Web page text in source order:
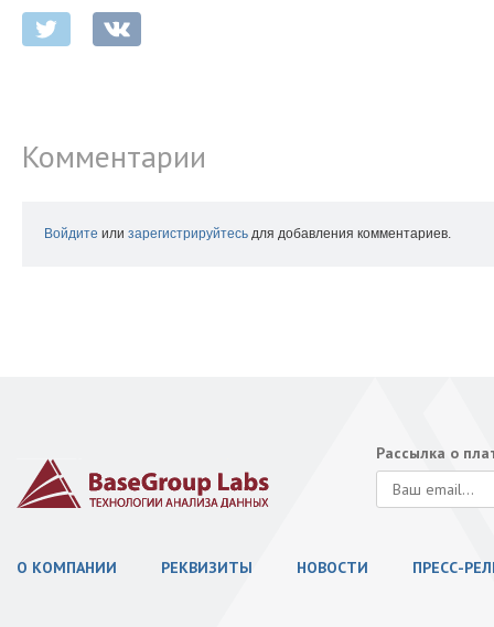
Комментарии
Войдите или зарегистрируйтесь для добавления комментариев.
Рассылка о
О КОМПАНИИ РЕКВИЗИТЫ НОВОСТИ ПРЕСС-